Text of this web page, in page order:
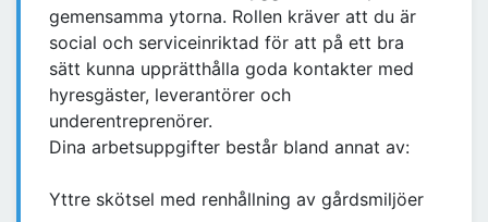
gemensamma ytorna. Rollen kräver att du är
social och serviceinriktad för att på ett bra
sätt kunna upprätthålla goda kontakter med
hyresgäster, leverantörer och
underentreprenörer.
Dina arbetsuppgifter består bland annat av:
Yttre skötsel med renhållning av gårdsmiljöer